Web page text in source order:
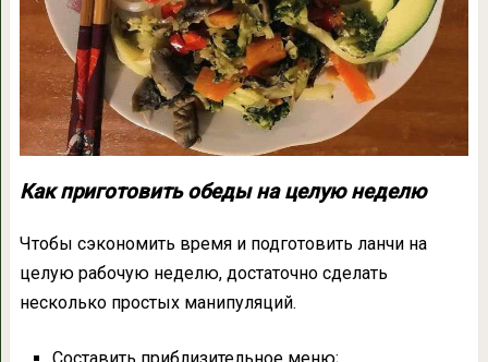
Как приготовить обеды на целую неделю
Чтобы сэкономить время и подготовить ланчи на
целую рабочую неделю, достаточно сделать
несколько простых манипуляций.